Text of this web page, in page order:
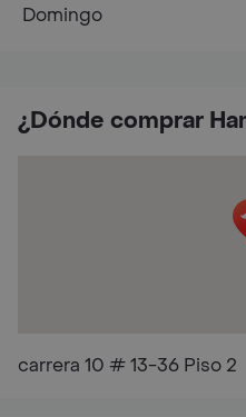
¿Dónde comprar
carrera 10 # 13-36 Piso 2
Domingo